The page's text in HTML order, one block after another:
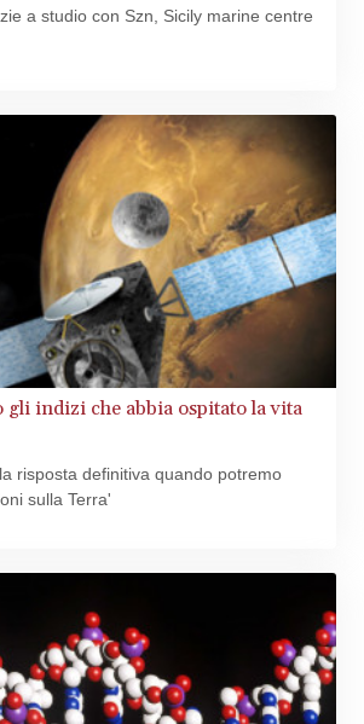
QAR 4.215887
RWF
1693.938243
SAR 4.333626
SBD 9.317771
SCR 16.99798
SDG 693.483603
SEK 10.953417
SGD 1.479663
SLE 28.408276
SOS 659.009126
STN 24.481764
SVC 10.089834
TMT 4.041992
TND 3.383582
TRY 54.964638
TTD 7.82126
TWD 37.289687
a studio con Szn, Sicily marine centre
gli indizi che abbia ospitato la vita
risposta definitiva quando potremo
sulla Terra'